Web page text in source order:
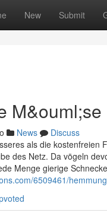
New Submit
News
Discuss
als die kostenfreien
des Netz. Da vögeln
Menge gierige
6509461/